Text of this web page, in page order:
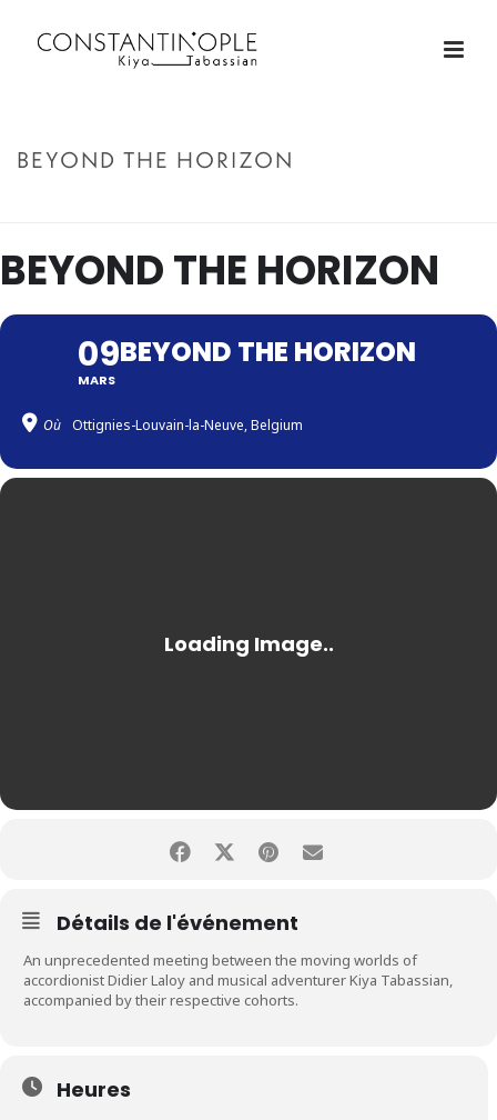
BEYOND THE HORIZON
BEYOND THE HORIZON
09
MARS
BEYOND THE HORIZON
Où Ottignies-Louvain-la-Neuve, Belgium
Détails de l'événement
An unprecedented meeting between the moving worlds of
accordionist Didier Laloy and musical adventurer Kiya Tabassian,
accompanied by their respective cohorts.
Heures